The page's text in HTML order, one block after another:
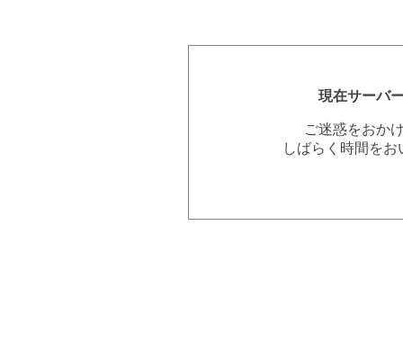
現在サーバ
ご迷惑をおか
しばらく時間を